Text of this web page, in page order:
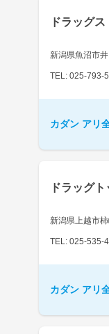
ドラッグ
新潟県魚沼市
TEL: 025-793-
カダン アリ
ドラッグ
新潟県上越市
TEL: 025-535-
カダン アリ